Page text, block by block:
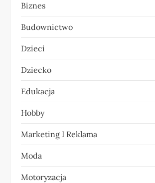
c
j
a
w
p
i
s
u
Biznes
Budownictwo
Dzieci
Dziecko
Edukacja
Hobby
Marketing I Reklama
Moda
Motoryzacja